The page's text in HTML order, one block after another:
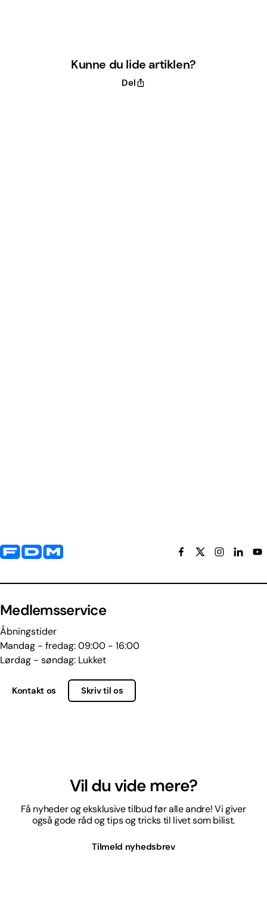
Kunne du lide artiklen?
Del
Yderligere information og kontaktoplysninger
Medlemsservice
Åbningstider
Mandag - fredag: 09:00 - 16:00
Lørdag - søndag: Lukket
Kontakt os Skriv til os
Vil du vide mere?
Få nyheder og eksklusive tilbud før alle andre! Vi giver
også gode råd og tips og tricks til livet som bilist.
Tilmeld nyhedsbrev